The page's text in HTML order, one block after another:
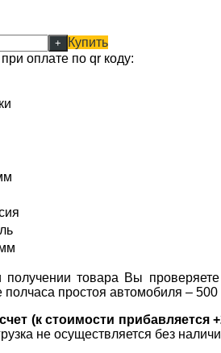
+
Купить
оплате по qr коду:
получении товара Вы
простоя автомобиля –
(к стоимости прибавляется
не осуществляется без